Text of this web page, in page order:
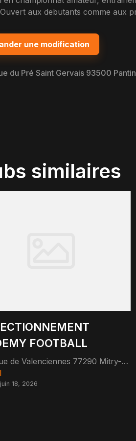
aux debutants comme aux
une modification
du Pré Saint Gervais 93500 Pantin
similaires
FOOTBALL
36 Rue de Valenciennes 77290 Mitry-Mory
18, 2026